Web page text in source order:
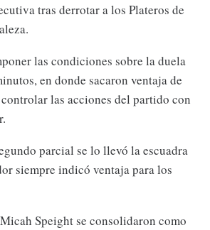
tras derrotar a los Plateros de
las condiciones sobre la duela
en donde sacaron ventaja de
las acciones del partido con
parcial se lo llevó la escuadra
siempre indicó ventaja para los
Speight se consolidaron como